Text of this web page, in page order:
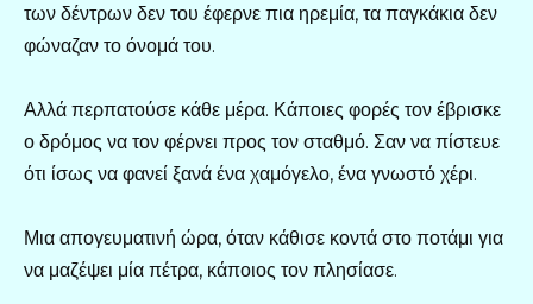
των δέντρων δεν του έφερνε πια ηρεμία, τα παγκάκια δεν
φώναζαν το όνομά του.
Αλλά περπατούσε κάθε μέρα. Κάποιες φορές τον έβρισκε
ο δρόμος να τον φέρνει προς τον σταθμό. Σαν να πίστευε
ότι ίσως να φανεί ξανά ένα χαμόγελο, ένα γνωστό χέρι.
Μια απογευματινή ώρα, όταν κάθισε κοντά στο ποτάμι για
να μαζέψει μία πέτρα, κάποιος τον πλησίασε.